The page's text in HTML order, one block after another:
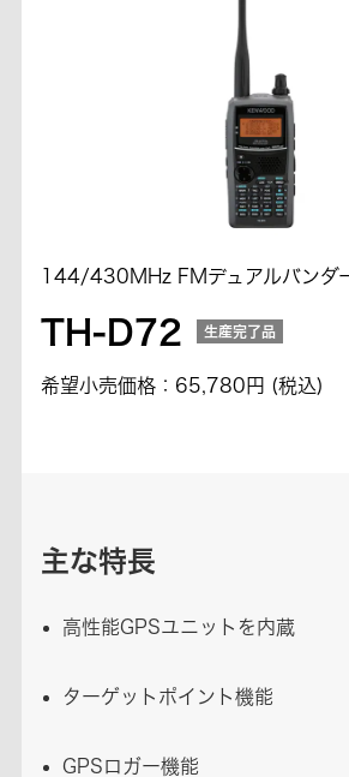
144/430MHz FMデュアルバンダ
TH-D72 生産完了品
希望小売価格：65,780円 (税込)
主な特長
高性能GPSユニットを内蔵
ターゲットポイント機能
GPSロガー機能